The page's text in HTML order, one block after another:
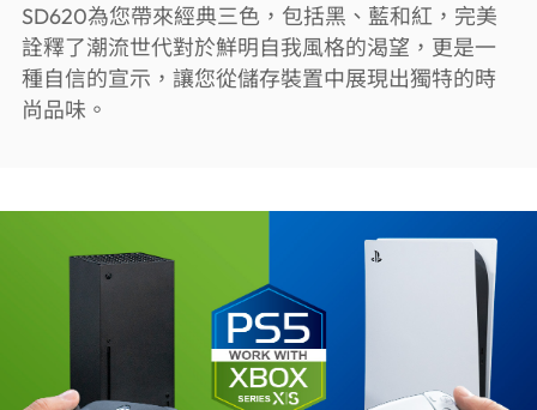
SD620為您帶來經典三色，包括黑、藍和紅，完美
詮釋了潮流世代對於鮮明自我風格的渴望，更是一
種自信的宣示，讓您從儲存裝置中展現出獨特的時
尚品味。